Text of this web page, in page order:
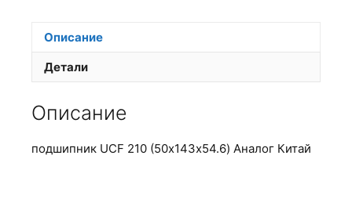
Описание
Детали
Описание
подшипник UCF 210 (50х143х54.6) Аналог Китай